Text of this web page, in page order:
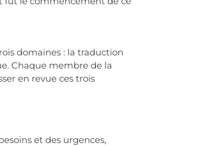
domaines : la traduction
Chaque membre de la
en revue ces trois
et des urgences,